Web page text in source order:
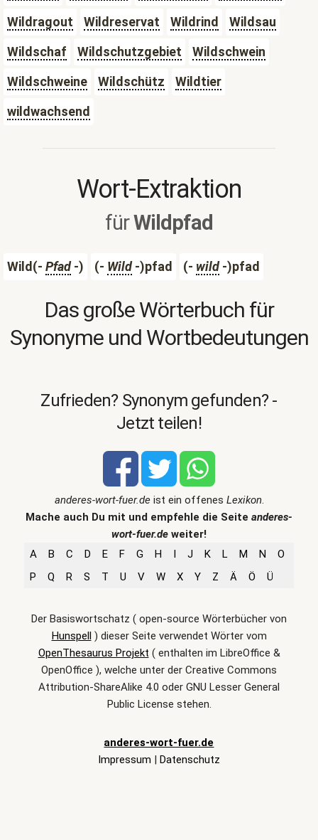
Wildragout
Wildreservat Wildrind
Wildsau
Wildschaf
Wildschutzgebiet
Wildschwein
Wildschweine
Wildschütz
Wildtier
wildwachsend
Wort-Extraktion
fürWildpfad
Wild(- Pfad-) (- Wild-)pfad (- wild-)pfad
Das große Wörterbuch für
Synonyme und Wortbedeutungen
Zufrieden? Synonym gefunden? -
Jetzt teilen!
anderes-wort-fuer.deist ein offenes Lexikon.
Mache auch Du mit und empfehle die Seite anderes-
wort-fuer.de weiter!
A
B C D E F G H I J K L M N
O
P
Q R S T U V W X Y Z Ä Ö Ü
Der Basiswortschatz ( open-source Wörterbücher von
Hunspell) dieser Seite verwendet Wörter vom
OpenThesaurus Projekt ( enthalten im LibreOffice &
OpenOffice ), welche unter der Creative Commons
Attribution-ShareAlike 4.0 oder GNU Lesser General
Public License stehen.
anderes-wort-fuer.de
Impressum | Datenschutz